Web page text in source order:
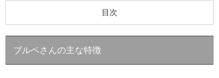
目次
ブルベさんの主な特徴